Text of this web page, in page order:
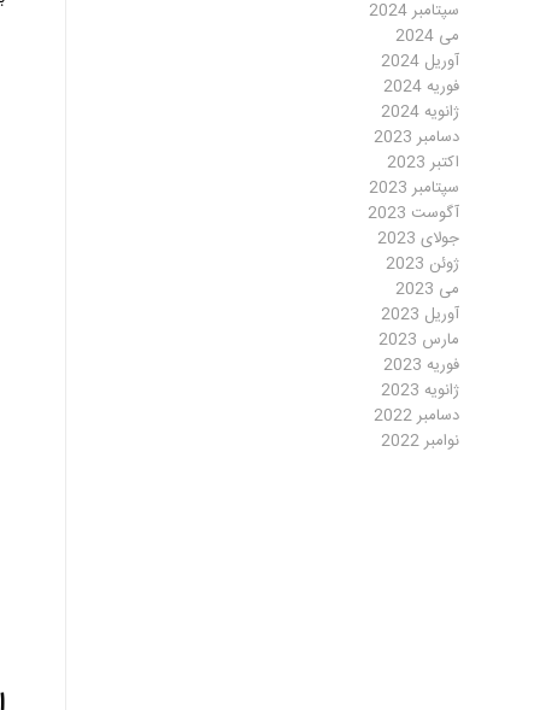
سپتامبر 2024
می 2024
آوریل 2024
فوریه 2024
ژانویه 2024
دسامبر 2023
اکتبر 2023
سپتامبر 2023
آگوست 2023
جولای 2023
ژوئن 2023
می 2023
آوریل 2023
مارس 2023
فوریه 2023
ژانویه 2023
دسامبر 2022
نوامبر 2022